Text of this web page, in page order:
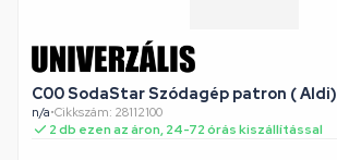
C00 SodaStar Szódagép patron ( Aldi)
n/a•Cikkszám: 28112100
2 db ezen az áron, 24-72 órás kiszállítással